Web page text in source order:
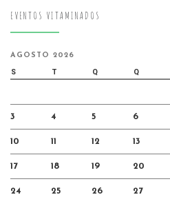
EVENTOS VITAMINADOS
AGOSTO 2026
S T Q Q
3 4 5 6
10 11 12 13
17 18 19 20
24 25 26 27